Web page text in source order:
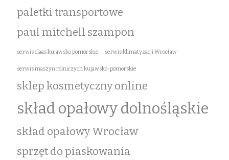
paletki transportowe
paul mitchell szampon
serwis claas kujawsko pomorskie serwis klimatyzacji Wrocław
serwis maszyn rolniczych kujawsko-pomorskie
sklep kosmetyczny online
skład opałowy dolnośląskie
skład opałowy Wrocław
sprzęt do piaskowania